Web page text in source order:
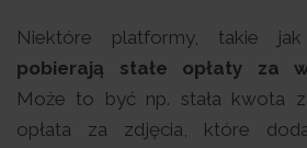
Niektóre platformy, takie
pobierają stałe opłaty za
Może to być np. stała kwota
opłata za zdjęcia, które